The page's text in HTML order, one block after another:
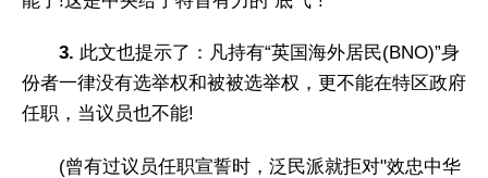
3. 此文也提示了：凡持有“英国海外居民(BNO)”身
份者一律没有选举权和被被选举权，更不能在特区政府
任职，当议员也不能!
(曾有过议员任职宣誓时，泛民派就拒对"效忠中华